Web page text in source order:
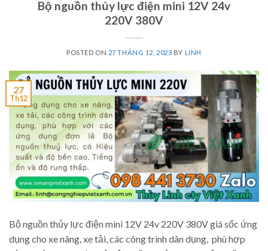
Bộ nguồn thủy lực điện mini 12V 24v
220V 380V
POSTED ON 27 THÁNG 12, 2023 BY LINH
27
Th12
Bộ nguồn thủy lực điện mini 12V 24v 220V 380V giá sốc ứng
dụng cho xe nâng, xe tải, các công trình dân dụng, phù hợp